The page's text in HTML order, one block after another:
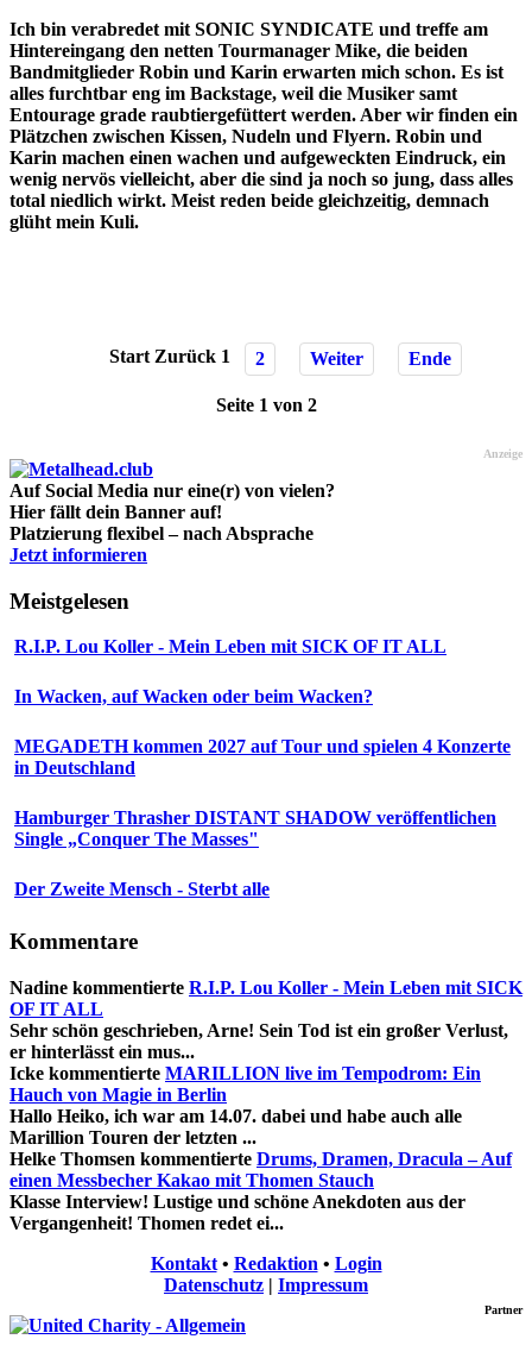
Ich bin verabredet mit SONIC SYNDICATE und treffe am
Hintereingang den netten Tourmanager Mike, die beiden
Bandmitglieder Robin und Karin erwarten mich schon. Es ist
alles furchtbar eng im Backstage, weil die Musiker samt
Entourage grade raubtiergefüttert werden. Aber wir finden ein
Plätzchen zwischen Kissen, Nudeln und Flyern. Robin und
Karin machen einen wachen und aufgeweckten Eindruck, ein
wenig nervös vielleicht, aber die sind ja noch so jung, dass alles
total niedlich wirkt. Meist reden beide gleichzeitig, demnach
glüht mein Kuli.
Start Zurück 1 2 Weiter Ende
Seite 1 von 2
Anzeige
Auf Social Media nur eine(r) von vielen?
Hier fällt dein Banner auf!
Platzierung flexibel – nach Absprache
Jetzt informieren
Meistgelesen
R.I.P. Lou Koller - Mein Leben mit SICK OF IT ALL
In Wacken, auf Wacken oder beim Wacken?
MEGADETH kommen 2027 auf Tour und spielen 4 Konzerte
in Deutschland
Hamburger Thrasher DISTANT SHADOW veröffentlichen
Single „Conquer The Masses"
Der Zweite Mensch - Sterbt alle
Kommentare
Nadine kommentierte R.I.P. Lou Koller - Mein Leben mit SICK
OF IT ALL
Sehr schön geschrieben, Arne! Sein Tod ist ein großer Verlust,
er hinterlässt ein mus...
Icke kommentierte MARILLION live im Tempodrom: Ein
Hauch von Magie in Berlin
Hallo Heiko, ich war am 14.07. dabei und habe auch alle
Marillion Touren der letzten ...
Helke Thomsen kommentierte Drums, Dramen, Dracula – Auf
einen Messbecher Kakao mit Thomen Stauch
Klasse Interview! Lustige und schöne Anekdoten aus der
Vergangenheit! Thomen redet ei...
Kontakt• Redaktion • Login
Datenschutz | Impressum
Partner